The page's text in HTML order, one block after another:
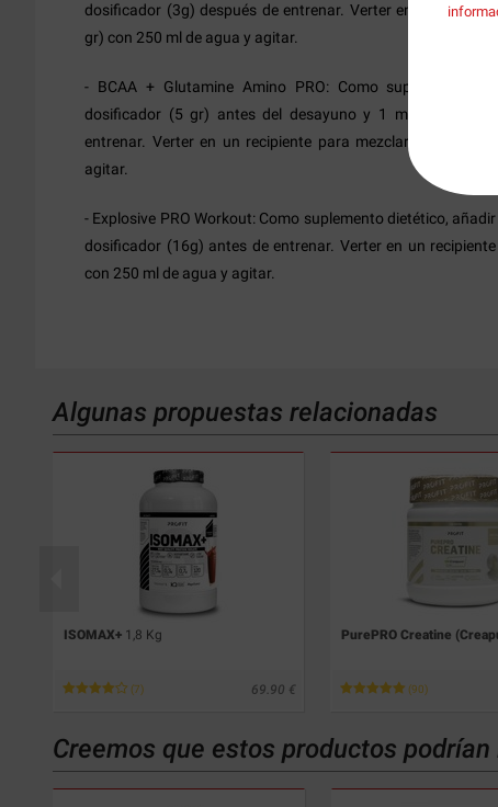
dosificador (3g) después de entrenar. Verter en un
gr) con 250 ml de agua y agitar.
- BCAA + Glutamine Amino PRO: Como suplemento
dosificador (5 gr) antes del desayuno y 1 medida del
entrenar. Verter en un recipiente para mezclar, 1 medida
agitar.
- Explosive PRO Workout: Como suplemento dietético,
dosificador (16g) antes de entrenar. Verter en un
con 250 ml de agua y agitar.
Algunas propuestas relacionadas
ISOMAX+ 1,8 Kg
(7) 69.90
PurePRO Creatine
(90)
Creemos que estos productos